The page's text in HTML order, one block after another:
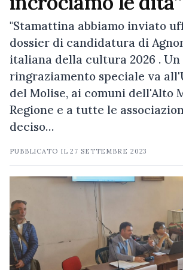
"Stamattina abbiamo inviato
dossier di candidatura di
italiana della cultura 2026 . Un
ringraziamento speciale va
del Molise, ai comuni dell'Alto
Regione e a tutte le
deciso…
PUBBLICATO IL27 SETTEMBRE 2023